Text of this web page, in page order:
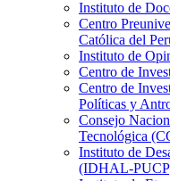
Instituto de
Centro
Católica del
Instituto de
Centro de
Centro de
Políticas y
Consejo
Tecnológica
Instituto de
(IDHAL-